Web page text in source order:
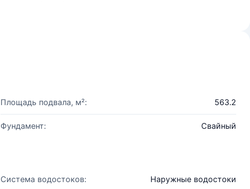
Площадь подвала, м²: 563.2
Фундамент: Свайный
Система водостоков: Наружные водостоки